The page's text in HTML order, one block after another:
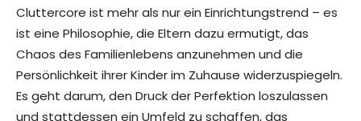
Cluttercore ist mehr als nur ein Einrichtungstrend – es
ist eine Philosophie, die Eltern dazu ermutigt, das
Chaos des Familienlebens anzunehmen und die
Persönlichkeit ihrer Kinder im Zuhause widerzuspiegeln.
Es geht darum, den Druck der Perfektion loszulassen
und stattdessen ein Umfeld zu schaffen, das